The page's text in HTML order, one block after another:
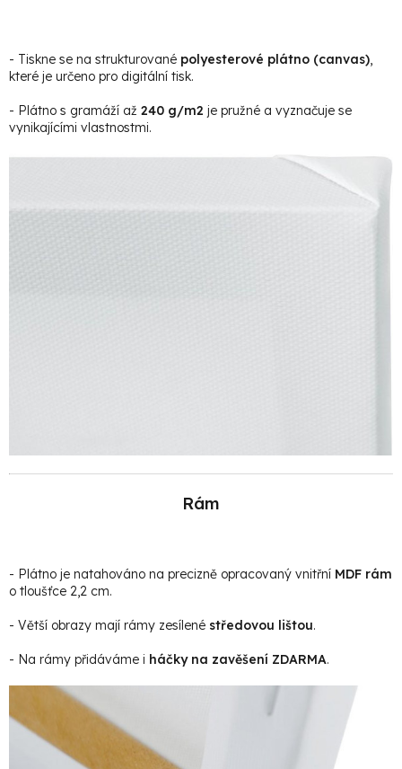
- Tiskne se na strukturované polyesterové plátno (canvas)
které je určeno pro digitální tisk.
- Plátno s gramáží až 240 g/m2 je pružné a vyznačuje se
vynikajícími vlastnostmi.
Rám
- Plátno je natahováno na precizně opracovaný vnitřní MDF rám
o tloušťce 2,2 cm.
- Větší obrazy mají rámy zesílené středovou lištou.
- Na rámy přidáváme i háčky na zavěšení ZDARMA.